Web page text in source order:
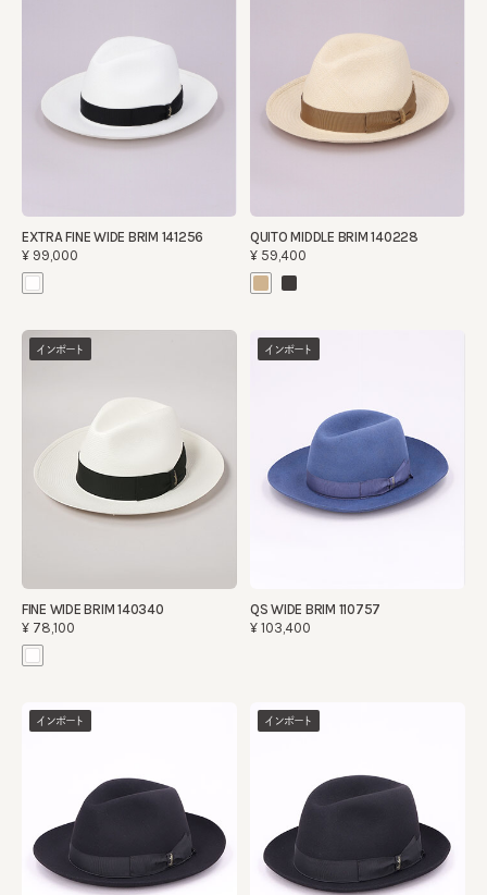
EXTRA FINE WIDE BRIM 141256
¥99,000
QUITO MIDDLE BRIM 140228
¥59,400
インポート
FINE WIDE BRIM 140340
¥78,100
インポート
QS WIDE BRIM 110757
¥103,400
インポート インポート